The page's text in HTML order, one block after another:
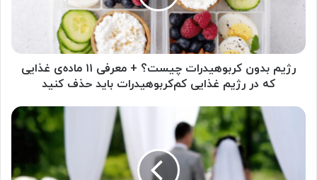
معرفی
غذایی
غذایی
کم‌کربوهیدرات
رژیم بدون کربوهیدرات چیست؟ + معرفی ۱۱ ماده‌ی غذایی
که در رژیم غذایی کم‌کربوهیدرات باید حذف کنید
مشاوره
چگونه